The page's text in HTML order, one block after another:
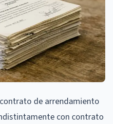
de arrendamiento
con contrato